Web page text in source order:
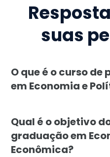
suas
O que é o curso
em Economia e
Qual é o objetivo
graduação em
Econômica?